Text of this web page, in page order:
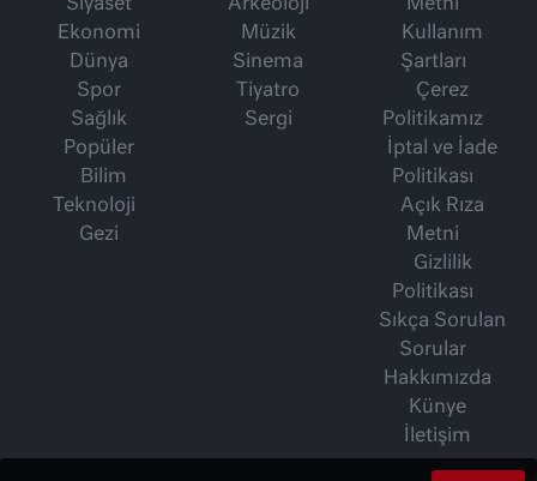
Siyaset
Ekonomi
Dünya
Spor
Sağlık
Popüler
Bilim
Teknoloji
Gezi
Arkeoloji
Müzik
Sinema
Tiyatro
Sergi
Metni
Kullanım
Şartları
Çerez
Politikamız
İptal ve İade
Politikası
Açık Rıza
Metni
Gizlilik
Politikası
Sıkça Sorulan
Sorular
Hakkımızda
Künye
İletişim